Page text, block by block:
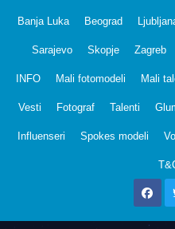
Banja Luka Beograd
Sarajevo Skopje Zagreb
INFO Mali fotomodeli Mali
Vesti Fotograf Talenti
Influenseri Spokes modeli